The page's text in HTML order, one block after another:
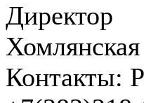
Директор
Контакты: